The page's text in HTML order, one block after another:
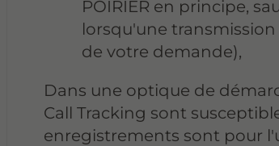
POIRIER en principe,
lorsqu'une
de votre demande),
Dans une optique de
Call Tracking sont
enregistrements sont pour